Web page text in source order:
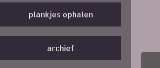
plankjes ophalen
archief